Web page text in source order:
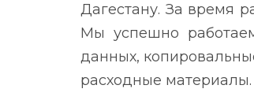
Дагестану. За время
Мы успешно
данных,
расходные материалы.